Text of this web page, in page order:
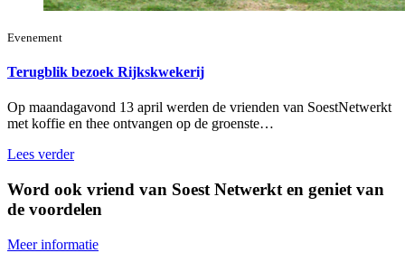
Evenement
Terugblik bezoek Rijkskwekerij
Op maandagavond 13 april werden de vrienden van SoestNetwerkt
met koffie en thee ontvangen op de groenste…
Lees verder
Word ook vriend van Soest Netwerkt en geniet van
de voordelen
Meer informatie